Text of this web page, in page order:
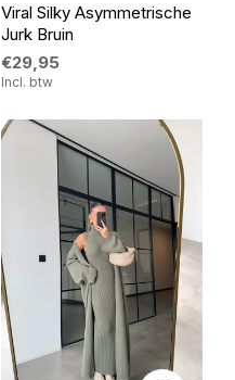
Viral Silky Asymmetrische
Jurk Bruin
€29,95
Incl. btw